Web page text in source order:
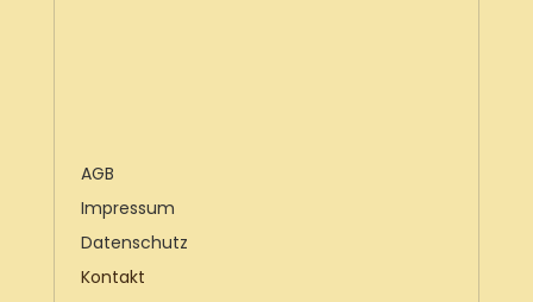
AGB
Impressum
Datenschutz
Kontakt